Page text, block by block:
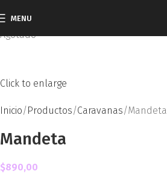
MENU
Agotado
Click to enlarge
Inicio Productos Caravanas Mandeta
Mandeta
$890,00